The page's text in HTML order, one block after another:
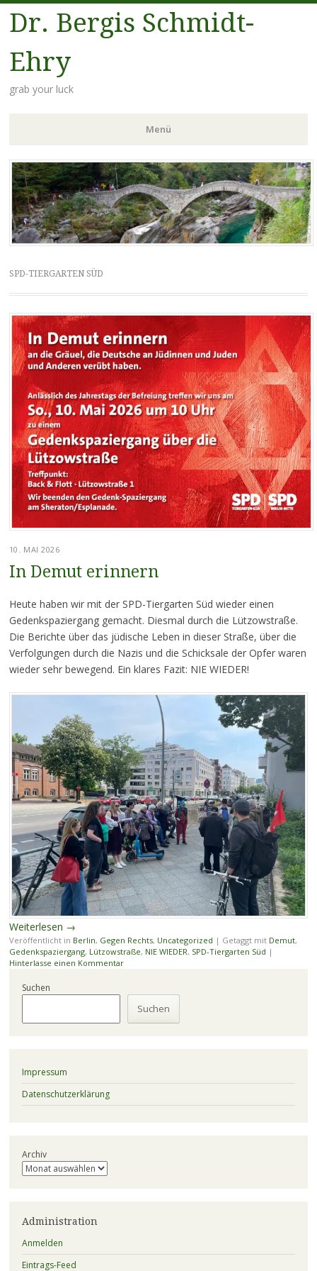
Dr. Bergis Schmidt-
Ehry
grab your luck
Menü
Zum
Inhalt
springen
SPD-TIERGARTEN SÜD
10. MAI 2026
In Demut erinnern
Heute haben wir mit der SPD-Tiergarten Süd wieder einen
Gedenkspaziergang gemacht. Diesmal durch die Lützowstraße.
Die Berichte über das jüdische Leben in dieser Straße, über die
Verfolgungen durch die Nazis und die Schicksale der Opfer waren
wieder sehr bewegend. Ein klares Fazit: NIE WIEDER!
Weiterlesen →
Veröffentlicht in Berlin, Gegen Rechts, Uncategorized | Getaggt mit Demut,
Gedenkspaziergang, Lützowstraße, NIE WIEDER, SPD-Tiergarten Süd |
Hinterlasse einen Kommentar
Suchen
Suchen
Impressum
Datenschutzerklärung
Archiv
Administration
Anmelden
Eintrags-Feed